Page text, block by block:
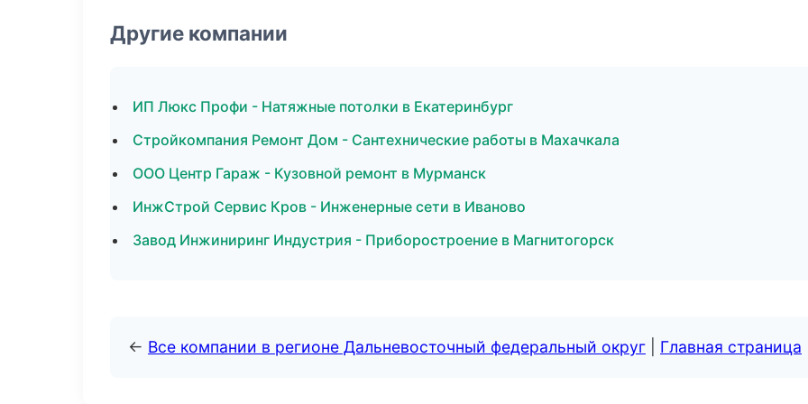
Другие компании
ИП Люкс Профи - Натяжные потолки в Екатеринбург
Стройкомпания Ремонт Дом - Сантехнические работы в Махачкала
ООО Центр Гараж - Кузовной ремонт в Мурманск
ИнжСтрой Сервис Кров - Инженерные сети в Иваново
Завод Инжиниринг Индустрия - Приборостроение в Магнитогорск
← Все компании в регионе Дальневосточный федеральный округ Главная страница